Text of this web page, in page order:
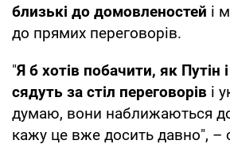
близькі до домовленостей і
до прямих переговорів.
"Я б хотів побачити, як Путін
сядуть за стіл переговорів і
думаю, вони наближаються
кажу це вже досить давно", –